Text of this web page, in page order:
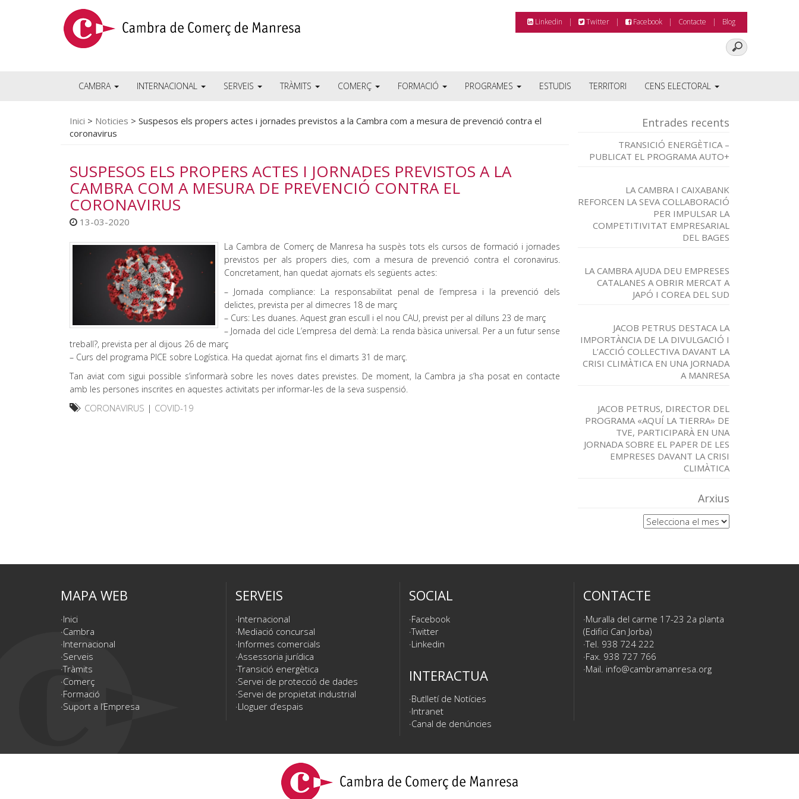
Linkedin Twitter Facebook Contacte Blog
CAMBRA INTERNACIONAL SERVEIS TRÀMITS COMERÇ FORMACIÓ PROGRAMES ESTUDIS TERRITORI CENS ELECTORAL
Inici > Noticies > Suspesos els propers actes i jornades previstos a la Cambra com a mesura de prevenció contra el
coronavirus
SUSPESOS ELS PROPERS ACTES I JORNADES PREVISTOS A LA
CAMBRA COM A MESURA DE PREVENCIÓ CONTRA EL
CORONAVIRUS
13-03-2020
La Cambra de Comerç de Manresa ha suspès tots els cursos de formació i jornades
previstos per als propers dies, com a mesura de prevenció contra el coronavirus.
Concretament, han quedat ajornats els següents actes:
– Jornada compliance: La responsabilitat penal de l’empresa i la prevenció dels
delictes, prevista per al dimecres 18 de març
– Curs: Les duanes. Aquest gran escull i el nou CAU, previst per al dilluns 23 de març
– Jornada del cicle L’empresa del demà: La renda bàsica universal. Per a un futur sense
treball?, prevista per al dijous 26 de març
– Curs del programa PICE sobre Logística. Ha quedat ajornat fins el dimarts 31 de març.
Tan aviat com sigui possible s’informarà sobre les noves dates previstes. De moment, la Cambra ja s’ha posat en contacte
amb les persones inscrites en aquestes activitats per informar-les de la seva suspensió.
CORONAVIRUS | COVID-19
Entrades recents
TRANSICIÓ ENERGÈTICA –
PUBLICAT EL PROGRAMA AUTO+
LA CAMBRA I CAIXABANK
REFORCEN LA SEVA COL·LABORACIÓ
PER IMPULSAR LA
COMPETITIVITAT EMPRESARIAL
DEL BAGES
LA CAMBRA AJUDA DEU EMPRESES
CATALANES A OBRIR MERCAT A
JAPÓ I COREA DEL SUD
JACOB PETRUS DESTACA LA
IMPORTÀNCIA DE LA DIVULGACIÓ I
L’ACCIÓ COL·LECTIVA DAVANT LA
CRISI CLIMÀTICA EN UNA JORNADA
A MANRESA
JACOB PETRUS, DIRECTOR DEL
PROGRAMA «AQUÍ LA TIERRA» DE
TVE, PARTICIPARÀ EN UNA
JORNADA SOBRE EL PAPER DE LES
EMPRESES DAVANT LA CRISI
CLIMÀTICA
Arxius
Arxius
MAPA WEB
Inici
Cambra
Internacional
Serveis
Tràmits
Comerç
Formació
Suport a l’Empresa
SERVEIS
Internacional
Mediació concursal
Informes comercials
Assessoria jurídica
Transició energètica
Servei de protecció de dades
Servei de propietat industrial
Lloguer d’espais
SOCIAL
Facebook
Twitter
Linkedin
INTERACTUA
Butlletí de Notícies
Intranet
Canal de denúncies
CONTACTE
Muralla del carme 17-23 2a planta
(Edifici Can Jorba)
Tel. 938 724 222
Fax. 938 727 766
Mail. info@cambramanresa.org